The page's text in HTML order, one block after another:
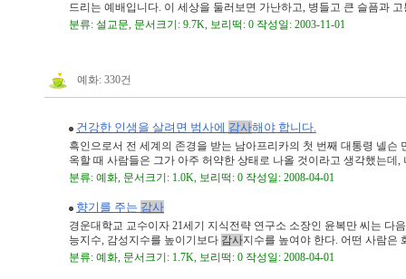
드리는 예배입니다. 이 세상을 둘러보면 가난하고, 병들고 큰 슬픔과 고
분류: 설교문, 문서크기: 9.7K, 보리떡: 0 작성일: 2003-11-01
예화: 330건
건강한 인생을 살려면 범사에 감사해야 합니다.
흑인으로서 전 세계의 존경을 받는 남아프리카의 첫 번째 대통령 넬
옥할 때 사람들은 그가 아주 허약한 상태로 나올 것이라고 생각했는데,
분류: 예화, 문서크기: 1.0K, 보리떡: 0 작성일: 2008-04-01
향기를 주는 감사
경운대학교 교수이자 21세기 지식전략 연구소 소장인 윤복만 씨는 다
능지수, 감성지수를 높이기보다 감사지수를 높여야 한다. 어떤 사람은
분류: 예화, 문서크기: 1.7K, 보리떡: 0 작성일: 2008-04-01